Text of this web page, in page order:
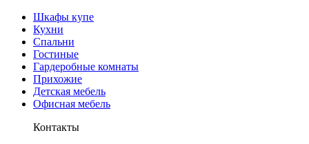
Шкафы купе
Кухни
Спальни
Гостиные
Гардеробные комнаты
Прихожие
Детская мебель
Офисная мебель
Контакты